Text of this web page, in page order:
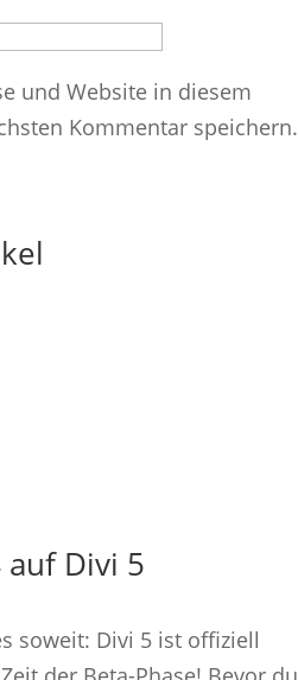
und Website in diesem
Kommentar speichern.
Divi 5
soweit: Divi 5 ist offiziell